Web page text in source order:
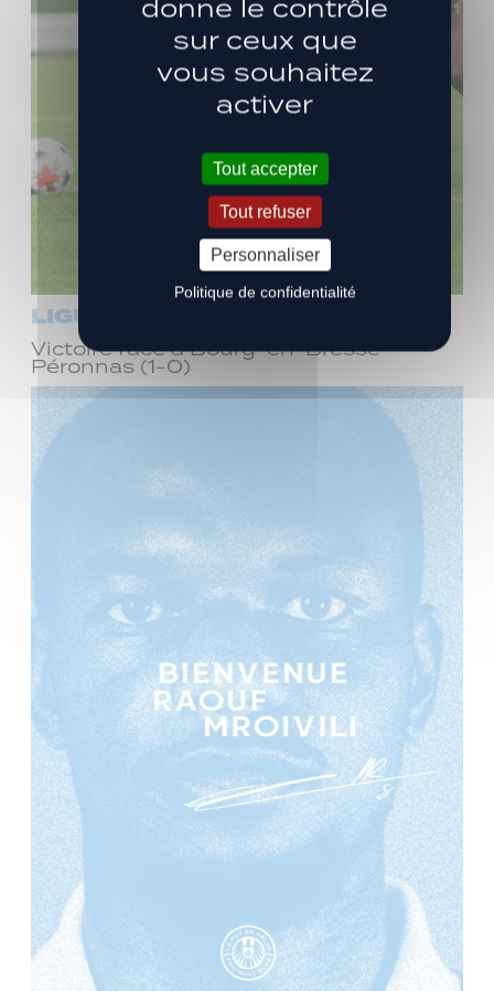
LIGUE 3
Victoire face à Bourg-en-Bresse
Péronnas (1-0)
donne le contrôle
sur ceux que
vous souhaitez
activer
Tout accepter
Tout refuser
Personnaliser
Politique de confidentialité